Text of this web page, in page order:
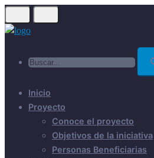
Skip
to
Inicio
Proyecto
Conoce el proyecto
Objetivos de la iniciativa
Personas Beneficiarias